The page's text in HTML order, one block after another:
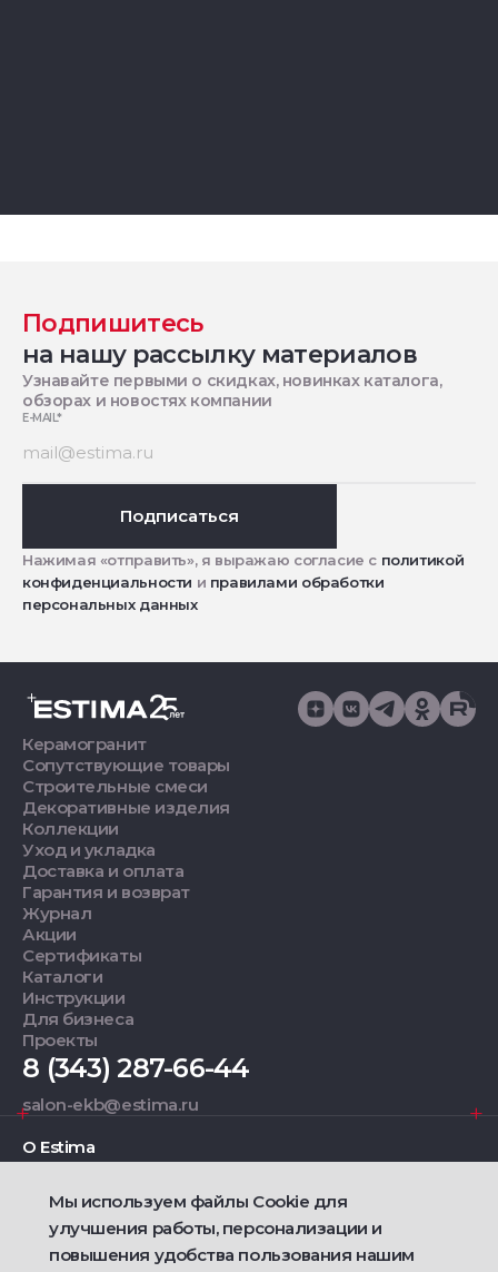
Подпишитесь
на нашу рассылку материалов
Узнавайте первыми о скидках, новинках каталога,
обзорах и новостях компании
E-MAIL*
Подписаться
Нажимая «отправить», я выражаю согласие с политикой
конфиденциальности и правилами обработки
персональных данных
Керамогранит
Сопутствующие товары
Строительные смеси
Декоративные изделия
Коллекции
Уход и укладка
Доставка и оплата
Гарантия и возврат
Журнал
Акции
Сертификаты
Каталоги
Инструкции
Для бизнеса
Проекты
8 (343) 287-66-44
salon-ekb@estima.ru
О Estima
Дизайнерам
Мы используем файлы Cookie для
улучшения работы, персонализации и
повышения удобства пользования нашим